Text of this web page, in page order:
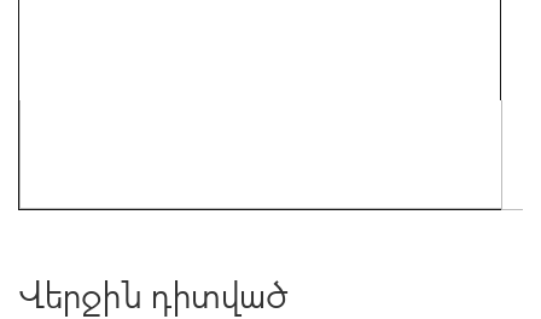
Վերջին դիտված